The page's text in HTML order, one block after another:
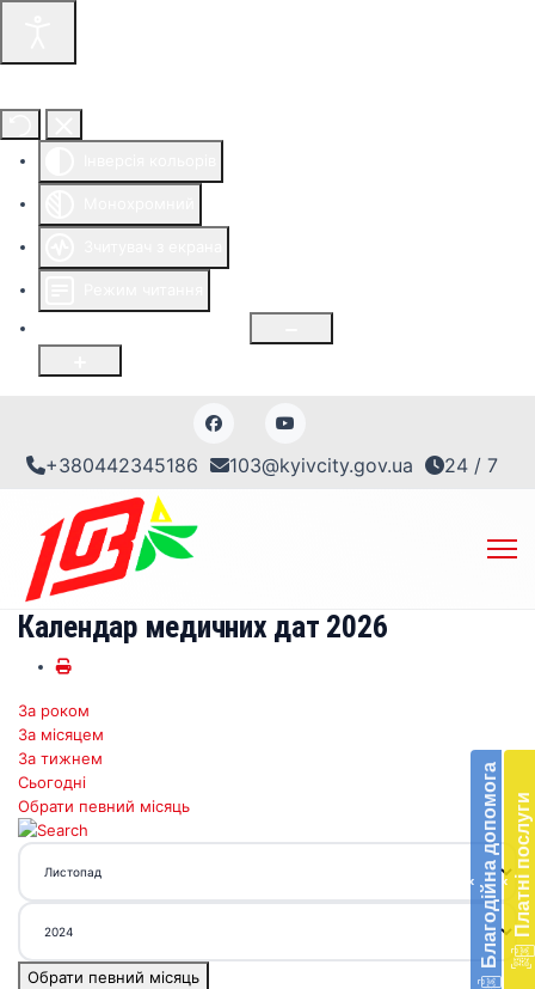
+380442345186 103@kyivcity.gov.ua 24 / 7
‹ Благодійна допомогав
‹ Платні послуги
Календар медичних дат 2026
За роком
За місяцем
За тижнем
Сьогодні
Обрати певний місяць
Обрати певний місяць